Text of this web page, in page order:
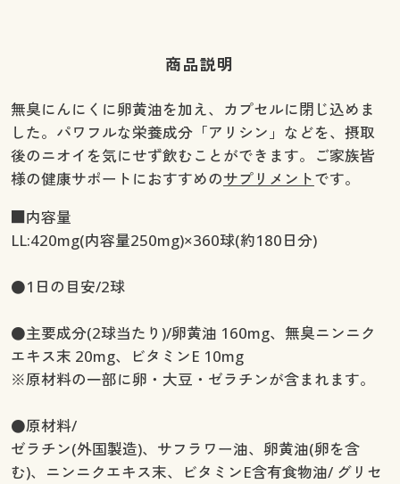
商品説明
無臭にんにくに卵黄油を加え、カプセルに閉じ込めま
した。パワフルな栄養成分「アリシン」などを、摂取
後のニオイを気にせず飲むことができます。ご家族皆
様の健康サポートにおすすめのサプリメントです。
■内容量
LL:420mg(内容量250mg)×360球(約180日分)
●1日の目安/2球
●主要成分(2球当たり)/卵黄油 160mg、無臭ニンニク
エキス末 20mg、ビタミンE 10mg
※原材料の一部に卵・大豆・ゼラチンが含まれます。
●原材料/
ゼラチン(外国製造)、サフラワー油、卵黄油(卵を含
む)、ニンニクエキス末、ビタミンE含有食物油/ グリセ